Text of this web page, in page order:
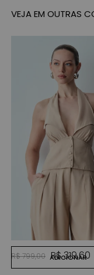
VEJA EM OUTRAS
KAKI CLARO
Preço normal
R$ 799,00 Preço
R$ 319,60
ADICIONAR